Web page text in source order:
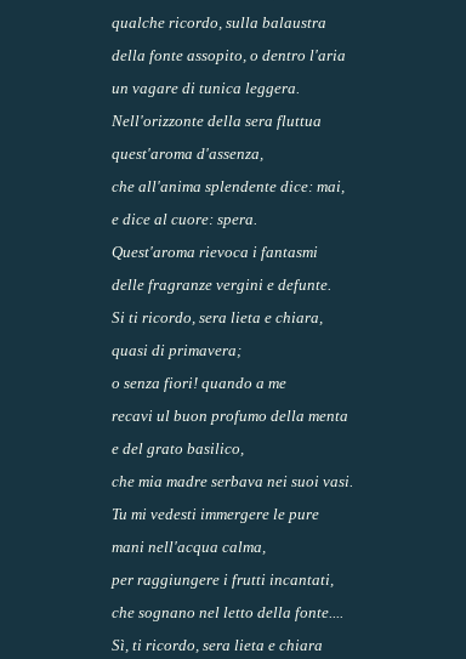
qualche ricordo, sulla balaustra
della fonte assopito, o dentro l'aria
un vagare di tunica leggera.
Nell'orizzonte della sera fluttua
quest'aroma d'assenza,
che all'anima splendente dice: mai,
e dice al cuore: spera.
Quest'aroma rievoca i fantasmi
delle fragranze vergini e defunte.
Si ti ricordo, sera lieta e chiara,
quasi di primavera;
o senza fiori! quando a me
recavi ul buon profumo della menta
e del grato basilico,
che mia madre serbava nei suoi vasi.
Tu mi vedesti immergere le pure
mani nell'acqua calma,
per raggiungere i frutti incantati,
che sognano nel letto della fonte....
Sì, ti ricordo, sera lieta e chiara